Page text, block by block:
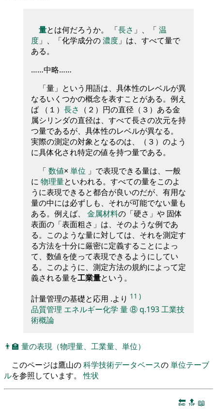
量とは何だろうか。 「長さ 」、「 温
度 」、「化学成分の濃度 」は、すべて量で
ある。
……中略……
「量」という用語は、具体性のレベルが異
なるいくつかの概念を表すことがある。例え
ば （１） 長さ （２）円の直径（３）ある金
属シリンダの直径は、すべて長さの次元を持
つ量であるが、具体性のレベルが異なる。
実際の測定の対象となるのは、（３）のよう
に具体化され特定の値を持つ量である。
「 数値× 単位 」で表現できる量は、一般
に 物理量といわれる。すべての量をこのよ
うに表現できると都合が良いのだが、有用な
量の中には必ずしも、それが可能でない量も
ある。例えば、 金属材料の「硬さ」や 固体
表面の「表面粗さ」は、そのような例であ
る。このような量に対しては、それを測定す
る方法を十分に厳密に定義することによっ
て、数値を使って表現できるようにしてい
る。このように、測定方法の規約によって定
義される量を工業量という。
計量管理の基礎と応用 .より 11 )
品質管理 エネルギー化学 量⑧q.193工業技
術概論
👨‍🏫 量の表現（物理量、工業量、単位）
このページは鷹山の科学技術データベースの単位テーブ
ルを参照しています。性状
🔚 🔝 📖